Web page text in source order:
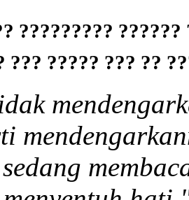
???????? ?????
?? ??? ?????